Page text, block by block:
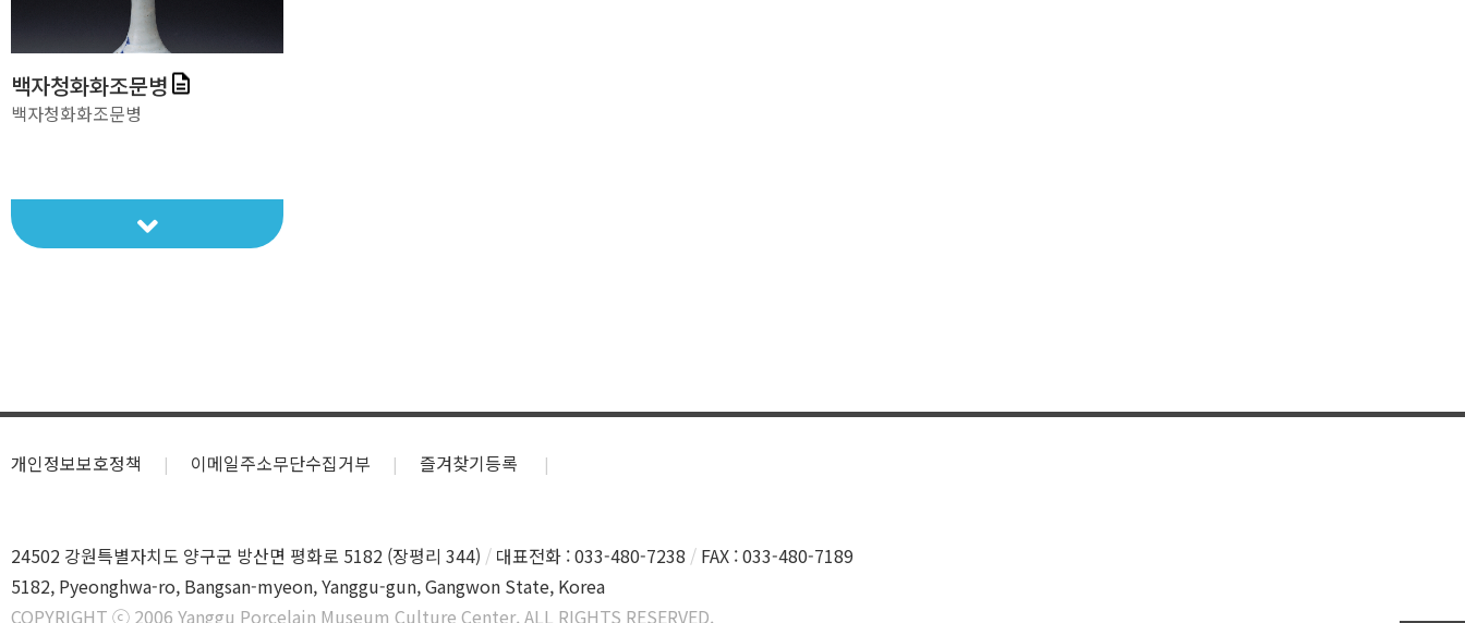
백자청화화조문병
백자청화화조문병
백자병
개인정보보호정책 이메일주소무단수집거부 즐겨찾기등록
24502 강원특별자치도 양구군 방산면 평화로 5182 (장평리 344) 대표전화 : 033-480-7238
FAX : 033-480-7189
5182, Pyeonghwa-ro, Bangsan-myeon, Yanggu-gun, Gangwon State, Korea
COPYRIGHT ⓒ 2006 Yanggu Porcelain Museum Culture Center. ALL RIGHTS RESERVED.